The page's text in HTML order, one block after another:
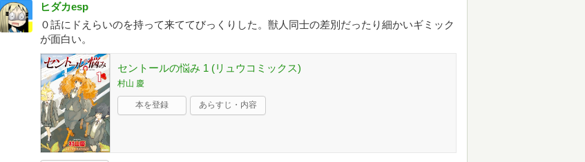
ヒダカesp
０話にドえらいのを持って来ててびっくりした。獣人同士の差別だったり細かいギミック
が面白い。
セントールの悩み 1 (リュウコミックス)
村山 慶
本を登録 あらすじ・内容